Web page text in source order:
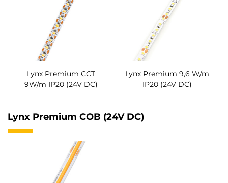
Lynx Premium CCT
9W/m IP20 (24V DC)
Lynx Premium 9,6 W/m
IP20 (24V DC)
Lynx Premium COB (24V DC)